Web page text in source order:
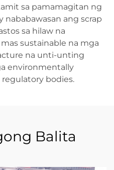
sa pamamagitan ng
ang scrap
sa hilaw na
sustainable na mga
na unti-unting
environmentally
bodies.
Balita